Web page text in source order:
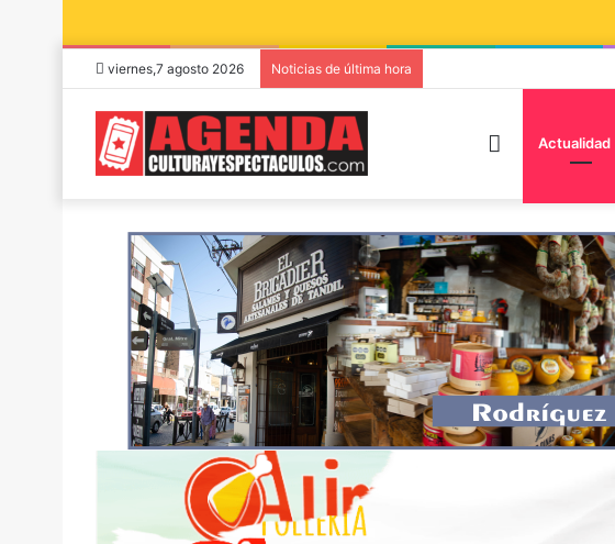
viernes,7 agosto 2026 Noticias de última hora
Actualidad